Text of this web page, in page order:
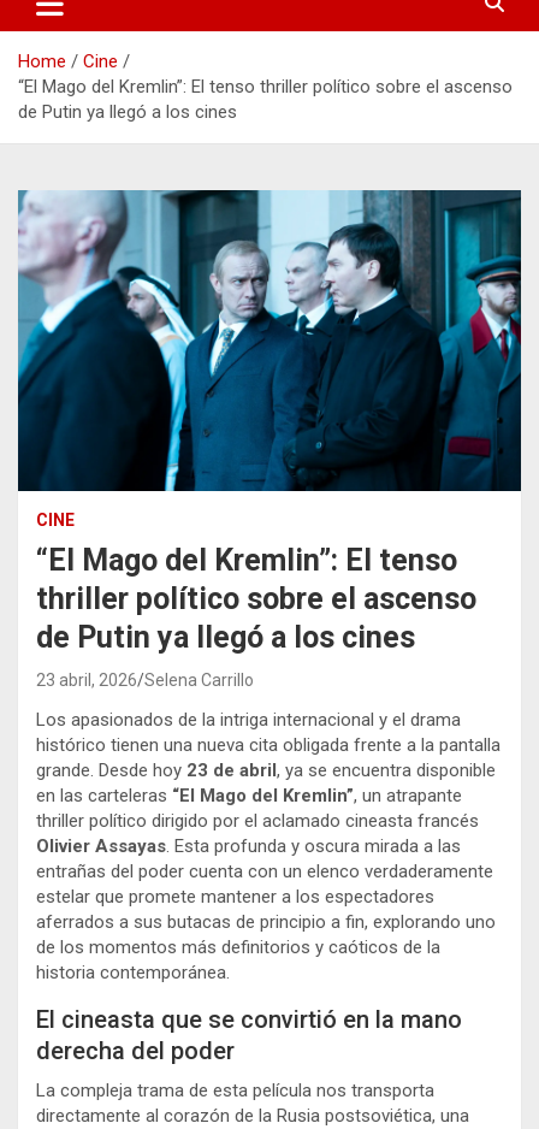
Home
Cine
“El Mago del Kremlin”: El tenso thriller político sobre el ascenso
de Putin ya llegó a los cines
CINE
“El Mago del Kremlin”: El tenso
thriller político sobre el ascenso
de Putin ya llegó a los cines
23 abril, 2026 Selena Carrillo
Los apasionados de la intriga internacional y el drama
histórico tienen una nueva cita obligada frente a la pantalla
grande. Desde hoy 23 de abril , ya se encuentra disponible
en las carteleras “El Mago del Kremlin”, un atrapante
thriller político dirigido por el aclamado cineasta francés
Olivier Assayas. Esta profunda y oscura mirada a las
entrañas del poder cuenta con un elenco verdaderamente
estelar que promete mantener a los espectadores
aferrados a sus butacas de principio a fin, explorando uno
de los momentos más definitorios y caóticos de la
historia contemporánea.
El cineasta que se convirtió en la mano
derecha del poder
La compleja trama de esta película nos transporta
directamente al corazón de la Rusia postsoviética, una